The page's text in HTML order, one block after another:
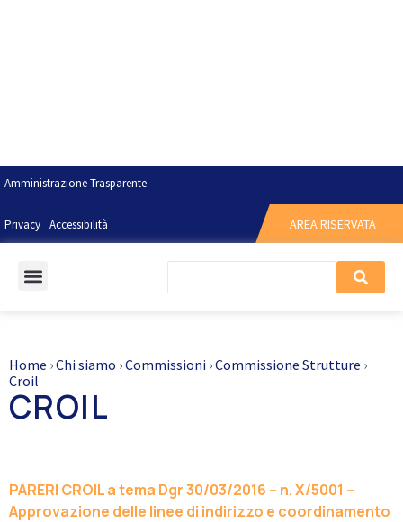
Amministrazione Trasparente
Privacy Accessibilità AREA RISERVATA
Home ›Chi siamo ›Commissioni ›Commissione Strutture ›
Croil
CROIL
PARERI CROIL a tema Dgr 30/03/2016 – n. X/5001 –
Approvazione delle linee di indirizzo e coordinamento